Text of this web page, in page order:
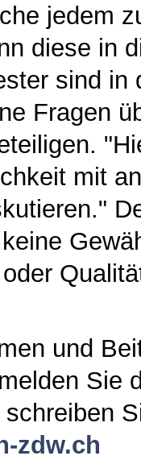
jedem
diese in
sind in
Fragen
mit
und
Sie
zdw.ch